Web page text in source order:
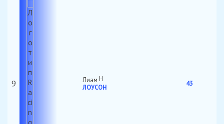
9
Лиам
ЛОУСОН
43